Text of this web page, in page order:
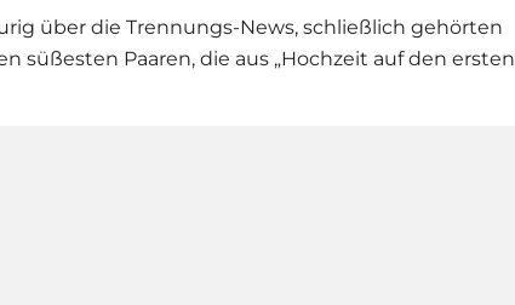
über die Trennungs-News, schließlich gehörten
süßesten Paaren, die aus „Hochzeit auf den ersten